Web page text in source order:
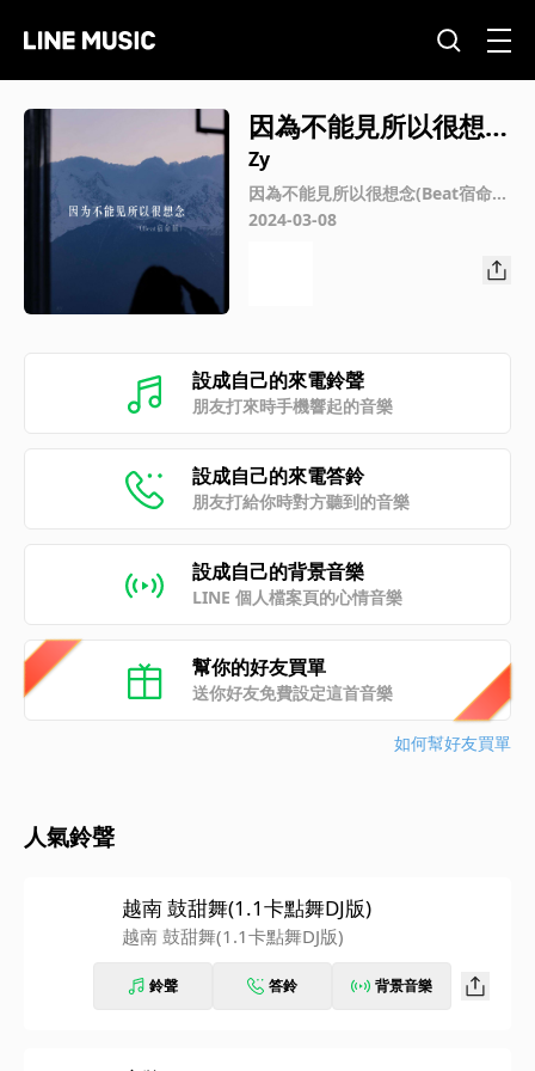
因為不能見所以很想念
(Beat宿命版)
Zy
因為不能見所以很想念(Beat宿命
版)
2024-03-08
設成自己的來電鈴聲
朋友打來時手機響起的音樂
設成自己的來電答鈴
朋友打給你時對方聽到的音樂
設成自己的背景音樂
LINE 個人檔案頁的心情音樂
幫你的好友買單
送你好友免費設定這首音樂
如何幫好友買單
人氣鈴聲
越南 鼓甜舞(1.1卡點舞DJ版)
越南 鼓甜舞(1.1卡點舞DJ版)
鈴聲 答鈴 背景音樂